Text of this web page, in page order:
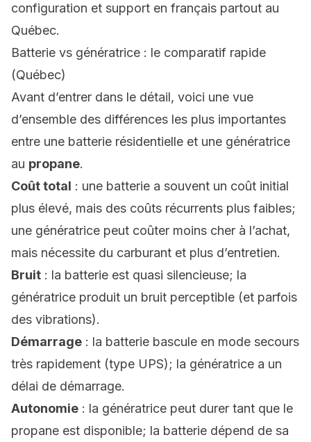
configuration et support en français partout au
Québec.
Batterie vs génératrice : le comparatif rapide
(Québec)
Avant d’entrer dans le détail, voici une vue
d’ensemble des différences les plus importantes
entre une batterie résidentielle et une génératrice
au propane.
Coût total : une batterie a souvent un coût initial
plus élevé, mais des coûts récurrents plus faibles;
une génératrice peut coûter moins cher à l’achat,
mais nécessite du carburant et plus d’entretien.
Bruit : la batterie est quasi silencieuse; la
génératrice produit un bruit perceptible (et parfois
des vibrations).
Démarrage : la batterie bascule en mode secours
très rapidement (type UPS); la génératrice a un
délai de démarrage.
Autonomie : la génératrice peut durer tant que le
propane est disponible; la batterie dépend de sa